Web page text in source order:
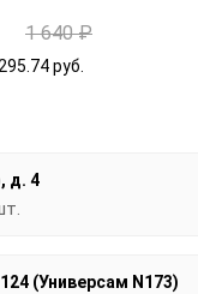
1 640 ₽
руб.
д. 4
(Универсам N173)